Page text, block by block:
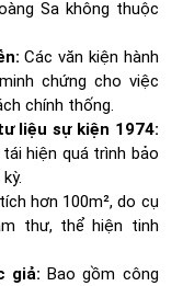
Sa không thuộc
Các văn kiện hành
chứng cho việc
chính thống.
liệu sự kiện 1974:
hiện quá trình bảo
hơn 100m², do cụ
thư, thể hiện tinh
giả:Bao gồm công